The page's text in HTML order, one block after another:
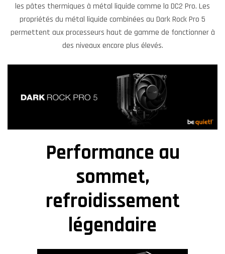
les pâtes thermiques à métal liquide comme la DC2 Pro. Les
propriétés du métal liquide combinées au Dark Rock Pro 5
permettent aux processeurs haut de gamme de fonctionner à
des niveaux encore plus élevés.
Performance au
sommet,
refroidissement
légendaire